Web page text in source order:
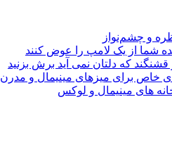
و چشم‌نواز
شما از یک لامپ را عوض کنند
که دلتان نمی آید برش بزنید
خاص برای میزهای مینیمال و مدرن
های مینیمال و لوکس